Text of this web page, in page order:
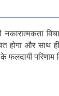
होगा और
परिणाम